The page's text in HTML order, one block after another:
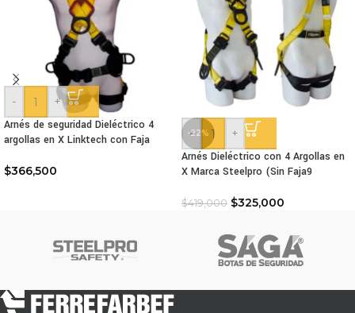
-
+
Arnés de seguridad Dieléctrico 4
argollas en X Linktech con Faja
$366,500
-22%
-
+
Arnés Dieléctrico con 4 Argollas en
X Marca Steelpro (Sin Faja9
$419,000 $325,000